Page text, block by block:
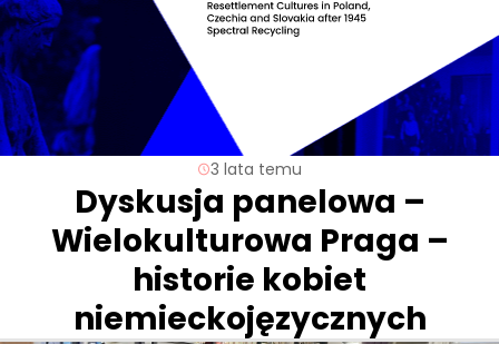
3 lata temu
Dyskusja panelowa –
Wielokulturowa Praga –
historie kobiet
niemieckojęzycznych